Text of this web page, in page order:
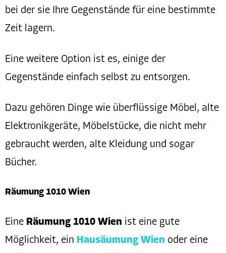
bei der sie Ihre Gegenstände für eine bestimmte
Zeit lagern.
Eine weitere Option ist es, einige der
Gegenstände einfach selbst zu entsorgen.
Dazu gehören Dinge wie überflüssige Möbel, alte
Elektronikgeräte, Möbelstücke, die nicht mehr
gebraucht werden, alte Kleidung und sogar
Bücher.
Räumung 1010 Wien
Eine Räumung 1010 Wien ist eine gute
Möglichkeit, ein Hausäumung Wien oder eine